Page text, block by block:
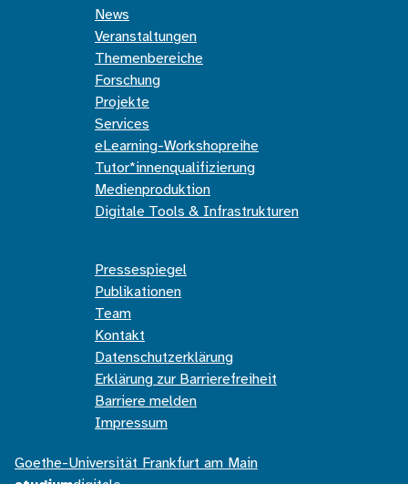
News
Veranstaltungen
Themenbereiche
Forschung
Projekte
Services
eLearning-Workshopreihe
Tutor*innenqualifizierung
Medienproduktion
Digitale Tools & Infrastrukturen
Pressespiegel
Publikationen
Team
Kontakt
Datenschutzerklärung
Erklärung zur Barrierefreiheit
Barriere melden
Impressum
Goethe-Universität Frankfurt am Main